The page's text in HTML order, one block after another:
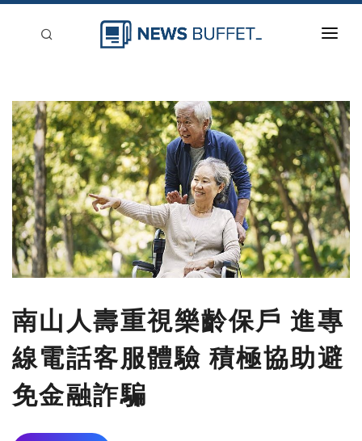
新聞稿分類
登入
刊登
南山人壽重視樂齡保戶 進專
線電話客服體驗 積極協助避
免金融詐騙